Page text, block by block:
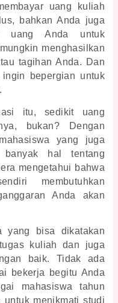
uang kuliah
bahkan Anda juga
uang Anda untuk
menghasilkan
tagihan Anda. Dan
bepergian untuk
itu, sedikit uang
bukan? Dengan
yang juga
banyak hal tentang
mengetahui bahwa
membutuhkan
Anda akan
yang bisa dikatakan
kuliah dan juga
baik. Tidak ada
bekerja begitu Anda
mahasiswa tahun
untuk menikmati studi